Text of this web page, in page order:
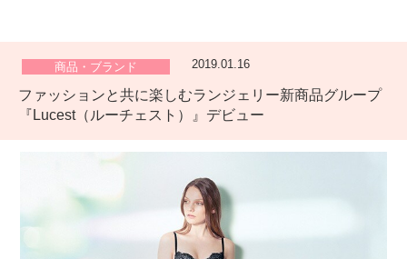
店舗検索
重要なお知らせ
商品・ブランド 2019.01.16
ファッションと共に楽しむランジェリー新商品グループ
『Lucest（ルーチェスト）』デビュー